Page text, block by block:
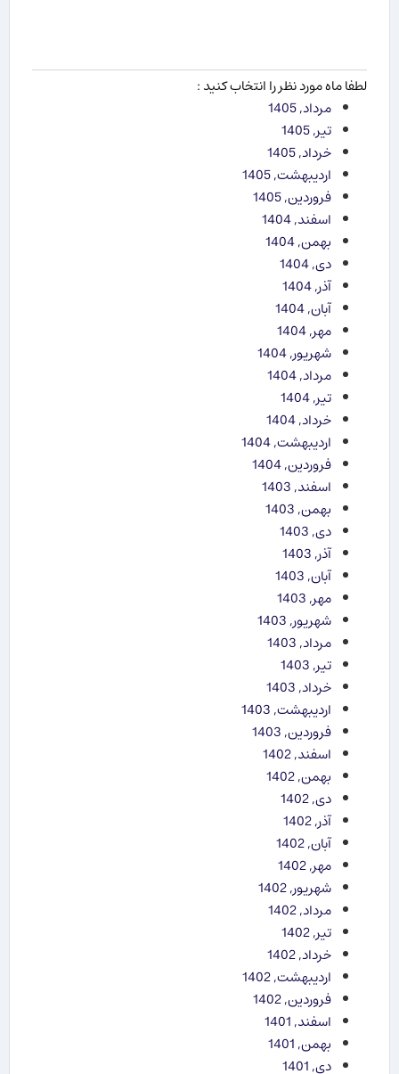
لطفا ماه مورد نظر را انتخاب کنید :
مرداد, 1405
تیر, 1405
خرداد, 1405
اردیبهشت, 1405
فروردین, 1405
اسفند, 1404
بهمن, 1404
دی, 1404
آذر, 1404
آبان, 1404
مهر, 1404
شهریور, 1404
مرداد, 1404
تیر, 1404
خرداد, 1404
اردیبهشت, 1404
فروردین, 1404
اسفند, 1403
بهمن, 1403
دی, 1403
آذر, 1403
آبان, 1403
مهر, 1403
شهریور, 1403
مرداد, 1403
تیر, 1403
خرداد, 1403
اردیبهشت, 1403
فروردین, 1403
اسفند, 1402
بهمن, 1402
دی, 1402
آذر, 1402
آبان, 1402
مهر, 1402
شهریور, 1402
مرداد, 1402
تیر, 1402
خرداد, 1402
اردیبهشت, 1402
فروردین, 1402
اسفند, 1401
بهمن, 1401
دی, 1401